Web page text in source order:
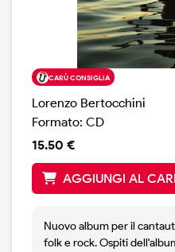
CARÙ CONSIGLIA
Lorenzo Bertocchini
Formato: CD
15.50 €
AGGIUNGI AL
Nuovo album per il
folk e rock. Ospiti